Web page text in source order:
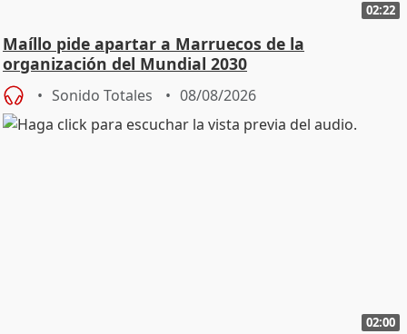
02:22
Maíllo pide apartar a Marruecos de la
organización del Mundial 2030
Sonido Totales 08/08/2026
02:00